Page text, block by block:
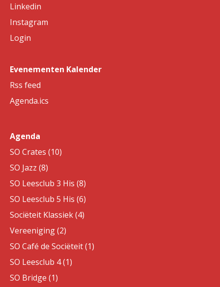
Linkedin
Instagram
Login
Evenementen Kalender
Rss feed
Agenda.ics
Agenda
SO Crates (10)
SO Jazz (8)
SO Leesclub 3 His (8)
SO Leesclub 5 His (6)
Sociëteit Klassiek (4)
Vereeniging (2)
SO Café de Sociëteit (1)
SO Leesclub 4 (1)
SO Bridge (1)